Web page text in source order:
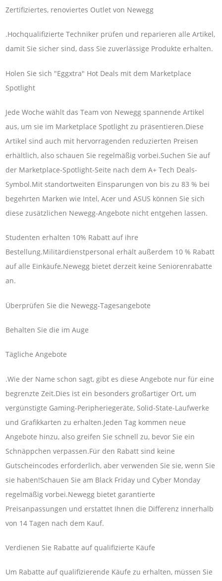
Zertifiziertes, renoviertes Outlet von Newegg
.Hochqualifizierte Techniker prüfen und reparieren alle Artikel,
damit Sie sicher sind, dass Sie zuverlässige Produkte erhalten.
Holen Sie sich "Eggxtra" Hot Deals mit dem Marketplace
Spotlight
Jede Woche wählt das Team von Newegg spannende Artikel
aus, um sie im Marketplace Spotlight zu präsentieren.Diese
Artikel sind auch mit hervorragenden reduzierten Preisen
erhältlich, also schauen Sie regelmäßig vorbei.Suchen Sie auf
der Marketplace-Spotlight-Seite nach dem A+ Tech Deals-
Symbol.Mit standortweiten Einsparungen von bis zu 83 % bei
begehrten Marken wie Intel, Acer und ASUS können Sie sich
diese zusätzlichen Newegg-Angebote nicht entgehen lassen.
Studenten erhalten 10% Rabatt auf ihre
Bestellung.Militärdienstpersonal erhält außerdem 10 % Rabatt
auf alle Einkäufe.Newegg bietet derzeit keine Seniorenrabatte
an.
Überprüfen Sie die Newegg-Tagesangebote
Behalten Sie die im Auge
Tägliche Angebote
.Wie der Name schon sagt, gibt es diese Angebote nur für eine
begrenzte Zeit.Dies ist ein besonders großartiger Ort, um
vergünstigte Gaming-Peripheriegeräte, Solid-State-Laufwerke
und Grafikkarten zu erhalten.Jeden Tag kommen neue
Angebote hinzu, also greifen Sie schnell zu, bevor Sie ein
Schnäppchen verpassen.Für den Rabatt sind keine
Gutscheincodes erforderlich, aber verwenden Sie sie, wenn Sie
sie haben!Schauen Sie am Black Friday und Cyber ​​Monday
regelmäßig vorbei.Newegg bietet garantierte
Preisanpassungen und erstattet Ihnen die Differenz innerhalb
von 14 Tagen nach dem Kauf.
Verdienen Sie Rabatte auf qualifizierte Käufe
Um Rabatte auf qualifizierende Käufe zu erhalten, müssen Sie